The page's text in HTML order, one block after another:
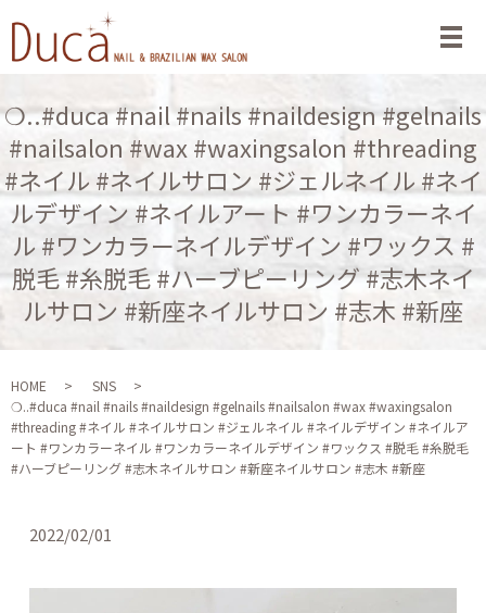
メ
❍..#duca #nail #nails #naildesign #gelnails
#nailsalon #wax #waxingsalon #threading
#ネイル #ネイルサロン #ジェルネイル #ネイ
ルデザイン #ネイルアート #ワンカラーネイ
ル #ワンカラーネイルデザイン #ワックス #
脱毛 #糸脱毛 #ハーブピーリング #志木ネイ
ルサロン #新座ネイルサロン #志木 #新座
HOME
SNS
❍..#duca #nail #nails #naildesign #gelnails #nailsalon #wax #waxingsalon
#threading #ネイル #ネイルサロン #ジェルネイル #ネイルデザイン #ネイルア
ート #ワンカラーネイル #ワンカラーネイルデザイン #ワックス #脱毛 #糸脱毛
#ハーブピーリング #志木ネイルサロン #新座ネイルサロン #志木 #新座
2022/02/01